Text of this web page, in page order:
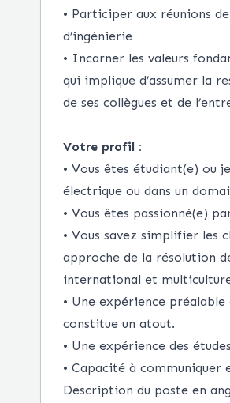
• Participer aux réunions
d’ingénierie
• Incarner les valeurs
qui implique d’assumer la
de ses collègues et de
Votre profil :
• Vous êtes étudiant(e) ou
électrique ou dans un
• Vous êtes passionné(e)
• Vous savez simplifier les
approche de la résolution
international et
• Une expérience
constitue un atout.
• Une expérience des
• Capacité à communiquer
Description du poste en